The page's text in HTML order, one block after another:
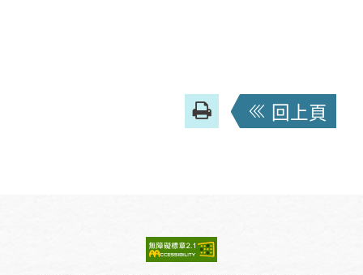
友
善
回上頁